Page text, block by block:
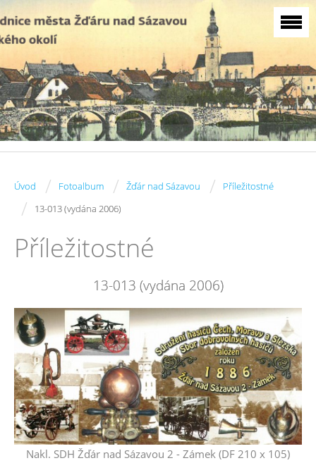
Úvod / Fotoalbum / Žďár nad Sázavou / Příležitostné
/ 13-013 (vydána 2006)
Příležitostné
13-013 (vydána 2006)
Nakl. SDH Žďár nad Sázavou 2 - Zámek (DF 210 x 105)